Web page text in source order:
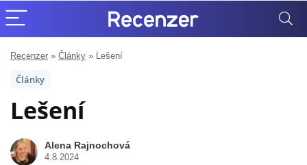
Recenzer » Články » Lešení
Články
Lešení
Alena Rajnochová
4.8.2024